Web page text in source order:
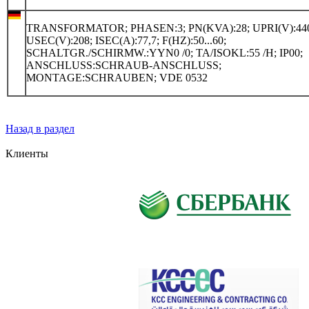
TRANSFORMATOR; PHASEN:3; PN(KVA):28;
USEC(V):208; ISEC(A):77,7; F(HZ):50...60;
SCHALTGR./SCHIRMW.:YYN0 /0; TA/ISOKL:55 /H; IP00;
ANSCHLUSS:SCHRAUB-ANSCHLUSS;
MONTAGE:SCHRAUBEN; VDE 0532
Назад в раздел
Клиенты